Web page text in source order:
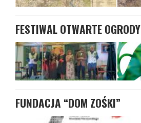
FESTIWAL OTWARTE OGRODY
FUNDACJA “DOM ZOŚKI”